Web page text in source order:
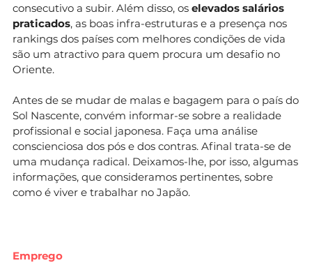
consecutivo a subir. Além disso, os elevados salários
praticados, as boas infra-estruturas e a presença nos
rankings dos países com melhores condições de vida
são um atractivo para quem procura um desafio no
Oriente.
Antes de se mudar de malas e bagagem para o país do
Sol Nascente, convém informar-se sobre a realidade
profissional e social japonesa. Faça uma análise
conscienciosa dos pós e dos contras. Afinal trata-se de
uma mudança radical. Deixamos-lhe, por isso, algumas
informações, que consideramos pertinentes, sobre
como é viver e trabalhar no Japão.
Emprego